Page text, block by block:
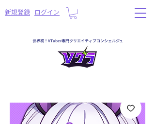
​新規登録 ログイン
世界初！VTuber専門クリエイティブコンシェルジュ